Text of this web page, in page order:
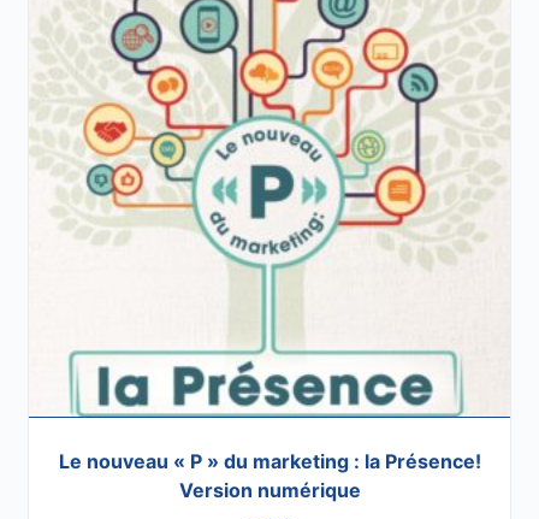
Le nouveau « P » du marketing : la Présence!
Version numérique